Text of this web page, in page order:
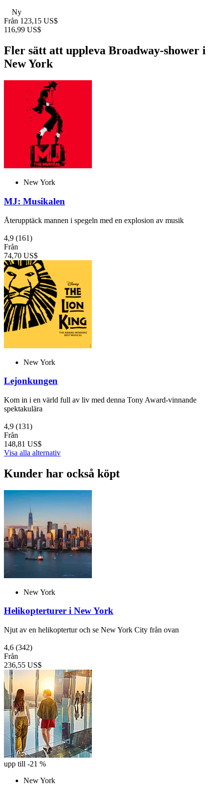
Ny
Från 123,15 US$
116,99 US$
Fler sätt att uppleva Broadway-shower i
New York
New York
MJ: Musikalen
Återupptäck mannen i spegeln med en explosion av musik
4,9 (161)
Från
74,70 US$
New York
Lejonkungen
Kom in i en värld full av liv med denna Tony Award-vinnande
spektakulära
4,9 (131)
Från
148,81 US$
Visa alla alternativ
Kunder har också köpt
New York
Helikopterturer i New York
Njut av en helikoptertur och se New York City från ovan
4,6 (342)
Från
236,55 US$
upp till -21 %
New York